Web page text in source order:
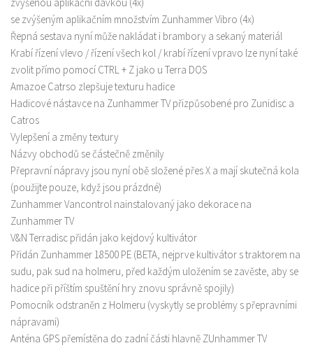
se zvýšeným aplikačním množstvím Zunhammer Vibro (4x)
Řepná sestava nyní může nakládat i brambory a sekaný materiál
Krabí řízení vlevo / řízení všech kol / krabí řízení vpravo lze nyní také
zvolit přímo pomocí CTRL + Z jako u Terra DOS
Amazoe Catrso zlepšuje texturu hadice
Hadicové nástavce na Zunhammer TV přizpůsobené pro Zunidisc a
Catros
Vylepšení a změny textury
Názvy obchodů se částečně změnily
Přepravní nápravy jsou nyní obě složené přes X a mají skutečná kola
(použijte pouze, když jsou prázdné)
Zunhammer Vancontrol nainstalovaný jako dekorace na
Zunhammer TV
V&N Terradisc přidán jako kejdový kultivátor
Přidán Zunhammer 18500 PE (BETA, nejprve kultivátor s traktorem na
sudu, pak sud na holmeru, před každým uložením se zavěste, aby se
hadice při příštím spuštění hry znovu správně spojily)
Pomocník odstraněn z Holmeru (vyskytly se problémy s přepravními
nápravami)
Anténa GPS přemístěna do zadní části hlavně ZUnhammer TV